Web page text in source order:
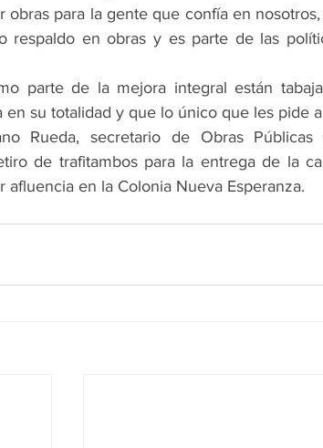
obras para la gente que confía en
respaldo en obras y es parte de las
parte de la mejora integral están
en su totalidad y que lo único que les pide
Rueda, secretario de Obras
de trafitambos para la entrega de la
afluencia en la Colonia Nueva Esperanza.